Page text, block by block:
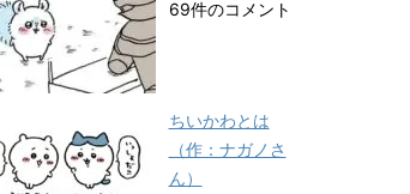
69件のコメント
ちいかわとは
（作：ナガノさ
ん）